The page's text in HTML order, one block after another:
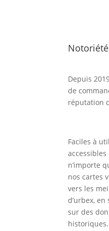
Notoriété
Depuis
de
réputation
Faciles à
n’importe
nos cartes
vers les
d’urbex, en
sur des
historiques.